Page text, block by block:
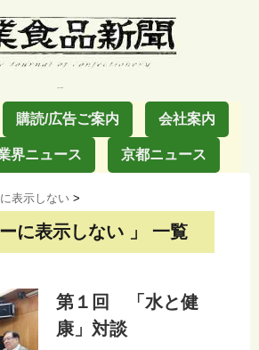
購読/広告ご案内 会社案内
界ニュース 京都ニュース
表示しない >
ーに表示しない 」 一覧
第１回 「水と健
康」対談